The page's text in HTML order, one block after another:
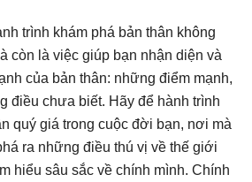
trình khám phá bản thân không
còn là việc giúp bạn nhận diện và
của bản thân: những điểm mạnh,
điều chưa biết. Hãy để hành trình
quý giá trong cuộc đời bạn, nơi mà
ra những điều thú vị về thế giới
hiểu sâu sắc về chính mình. Chính